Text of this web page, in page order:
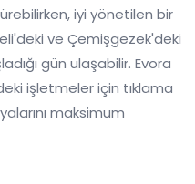
iyi yönetilen bir
ve Çemişgezek'deki
gün ulaşabilir. Evora
işletmeler için tıklama
maksimum